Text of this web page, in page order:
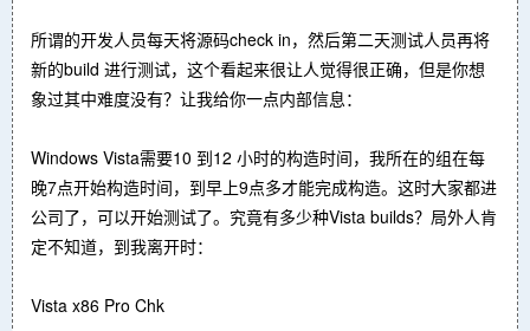
所谓的开发人员每天将源码check in，然后第二天测试人员再将
新的build 进行测试，这个看起来很让人觉得很正确，但是你想
象过其中难度没有？让我给你一点内部信息：
Windows Vista需要10 到12 小时的构造时间，我所在的组在每
晚7点开始构造时间，到早上9点多才能完成构造。这时大家都进
公司了，可以开始测试了。究竟有多少种Vista builds？局外人肯
定不知道，到我离开时：
Vista x86 Pro Chk